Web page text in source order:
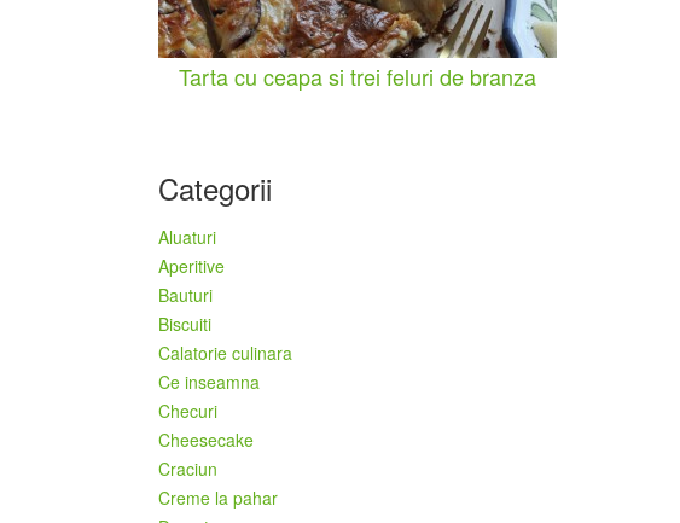
Tarta cu ceapa si trei feluri de branza
Categorii
Aluaturi
Aperitive
Bauturi
Biscuiti
Calatorie culinara
Ce inseamna
Checuri
Cheesecake
Craciun
Creme la pahar